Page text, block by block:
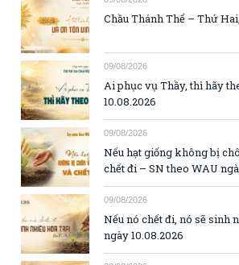
Chầu Thánh Thể – Thứ
09/08/2026
Ai phục vụ Thầy, thì hãy
10.08.2026
09/08/2026
Nếu hạt giống không bị
chết đi – SN theo WAU
09/08/2026
Nếu nó chết đi, nó sẽ sinh
ngày 10.08.2026